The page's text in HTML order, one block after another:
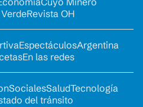
Revista OH
EspectáculosArgentina
En las redes
SocialesSaludTecnología
del tránsito